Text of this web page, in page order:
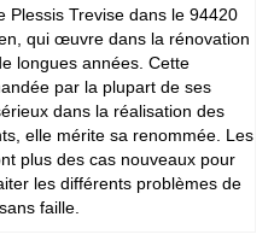
Plessis Trevise dans le 94420
qui œuvre dans la rénovation
longues années. Cette
par la plupart de ses
dans la réalisation des
elle mérite sa renommée. Les
plus des cas nouveaux pour
les différents problèmes de
faille.